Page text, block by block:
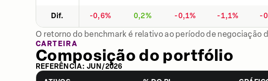
Dif. -0,6% 0,2% -0,1% -1,1% -
O retorno do benchmark é relativo ao período de negociação
CARTEIRA
Composição do portfólio
REFERÊNCIA: JUN /2026